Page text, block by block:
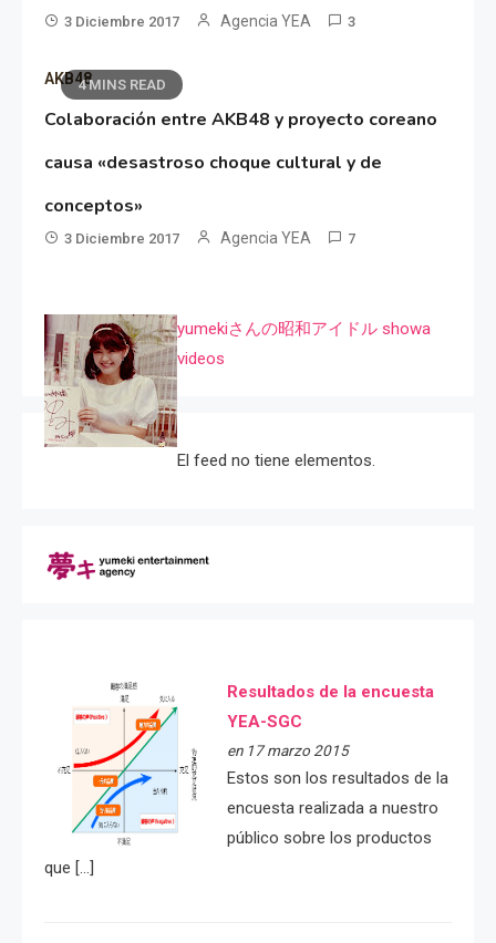
3 Diciembre 2017 Agencia YEA 3
4 MINS READ
AKB48
Colaboración entre AKB48 y proyecto coreano
causa «desastroso choque cultural y de
conceptos»
3 Diciembre 2017 Agencia YEA 7
yumekiさんの昭和アイドル showa
videos
El feed no tiene elementos.
Resultados de la encuesta
YEA-SGC
en 17 marzo 2015
Estos son los resultados de la
encuesta realizada a nuestro
público sobre los productos
que […]